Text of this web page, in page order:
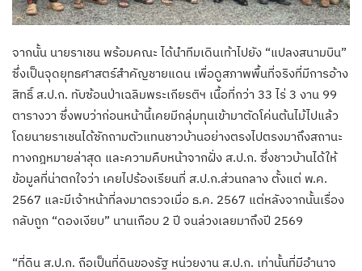
จากนั้น นายราเชน พร้อมคณะ ได้นำทีมเดินเท้าไปยัง “แปลงสนามบิน”
ซึ่งเป็นจุดยุทธศาสตร์สำคัญชายแดน เพื่อดูสภาพพื้นที่จริงที่มีการอ้าง
สิทธิ์ ส.ป.ก. ทับซ้อนป่าเฉลิมพระเกียรติฯ เนื้อที่กว่า 33 ไร่ 3 งาน 99
ตารางวา ซึ่งพบว่าก่อนหน้านี้เคยมีกลุ่มทุนเข้ามาตัดโค่นต้นไม้ไปแล้ว
โดยนายราเชนได้ซักถามตัวแทนชาวบ้านอย่างตรงไปตรงมาถึงสถานะ
ทางกฎหมายล่าสุด และความคืบหน้าจากฝั่ง ส.ป.ก. ซึ่งชาวบ้านได้ให้
ข้อมูลที่น่าตกใจว่า เคยไปร้องเรียนที่ ส.ป.ก.ส่วนกลาง ตั้งแต่ พ.ค.
2567 และมีเจ้าหน้าที่ลงมาตรวจเมื่อ ธ.ค. 2567 แต่หลังจากนั้นเรื่อง
กลับถูก “ดองเงียบ” นานเกือบ 2 ปี จนล่วงเลยมาถึงปี 2569
“ที่ดิน ส.ป.ก. ถือเป็นที่ดินของรัฐ หน่วยงาน ส.ป.ก. เท่านั้นที่มีอำนาจ